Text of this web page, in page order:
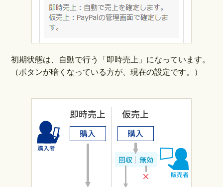
初期状態は、自動で行う「即時売上」になっています。
（ボタンが暗くなっている方が、現在の設定です。）